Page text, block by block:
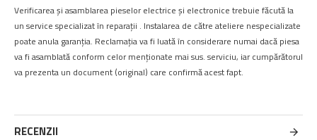
Verificarea și asamblarea pieselor electrice și electronice trebuie făcută la
un service specializat în reparații . Instalarea de către ateliere nespecializate
poate anula garanția. Reclamația va fi luată în considerare numai dacă piesa
va fi asamblată conform celor menționate mai sus. serviciu, iar cumpărătorul
va prezenta un document (original) care confirmă acest fapt.
RECENZII